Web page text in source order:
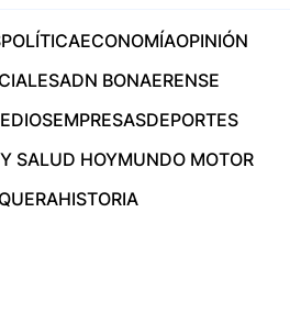
POLÍTICAECONOMÍAOPINIÓN
ADN BONAERENSE
EMPRESASDEPORTES
SALUD HOYMUNDO MOTOR
HISTORIA